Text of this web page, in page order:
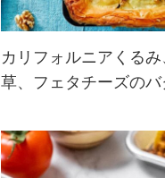
お食事系の中東料理バ
れん草やフェタチーズ
が入っているので、胡
カリフォルニアくる
草、フェタチーズのバ